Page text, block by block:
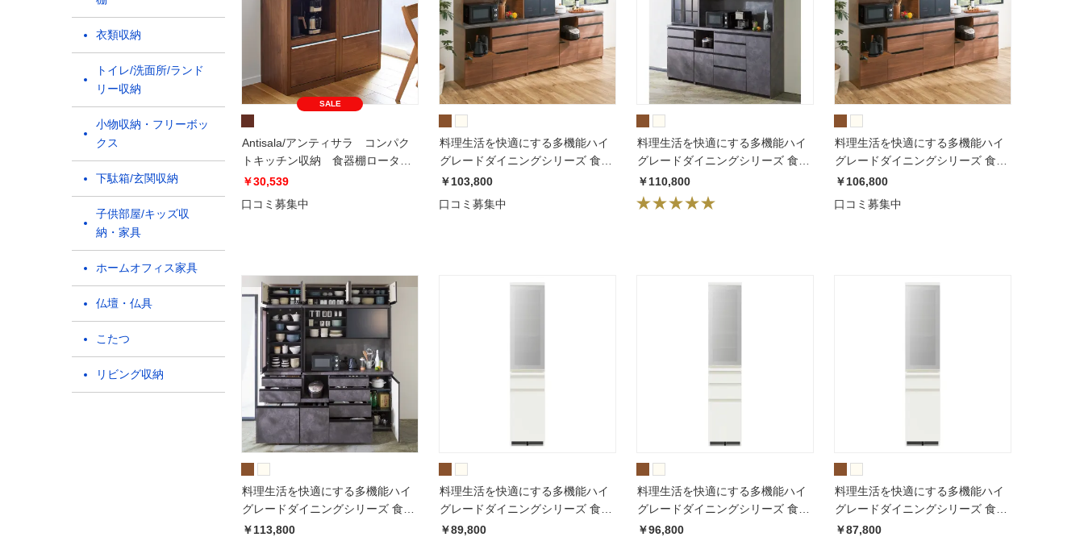
衣類収納
トイレ/洗面所/ランド
リー収納
小物収納・フリーボッ
クス
下駄箱/玄関収納
子供部屋/キッズ収
納・家具
ホームオフィス家具
仏壇・仏具
こたつ
リビング収納
SALE
Antisala/アンティサラ コンパク
トキッチン収納 食器棚ロータイ
プ 幅60.5cm高さ90cm
￥30,539
口コミ募集中
料理生活を快適にする多機能ハイ
グレードダイニングシリーズ 食器
棚 幅60cm 奥行45cm 高さ
188.5cmパモウナEMA-S600K
￥103,800
口コミ募集中
料理生活を快適にする多機能ハイ
グレードダイニングシリーズ 食器
棚 幅60cm 奥行45cm 高さ
197.5cmパモウナECA-S600K
￥110,800
料理生活を快適にする多機能ハイ
グレードダイニングシリーズ 食器
棚 幅60cm 奥行50cm 高さ
188.5cmパモウナEMA-600K
￥106,800
口コミ募集中
料理生活を快適にする多機能ハイ
グレードダイニングシリーズ 食器
棚 幅60cm 奥行50cm 高さ
￥113,800
料理生活を快適にする多機能ハイ
グレードダイニングシリーズ 食器
棚 幅40cm 奥行50cm 高さ
￥89,800
料理生活を快適にする多機能ハイ
グレードダイニングシリーズ 食器
棚 幅40cm 奥行50cm 高さ
￥96,800
料理生活を快適にする多機能ハイ
グレードダイニングシリーズ 食器
棚 幅40cm 奥行45cm 高さ
￥87,800